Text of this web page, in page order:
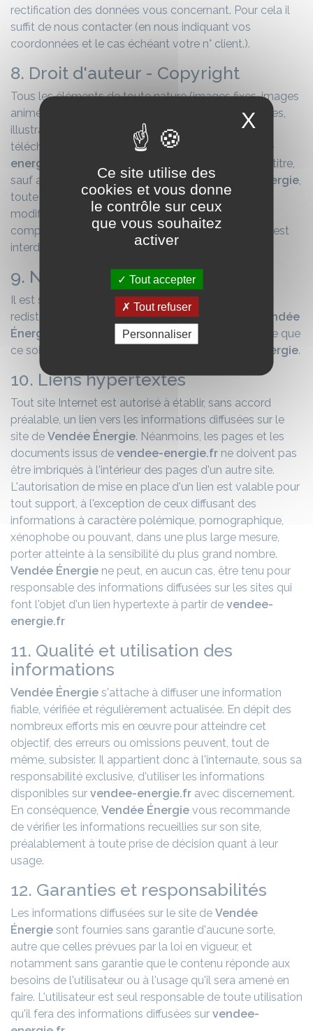
rectification des données vous concernant. Pour cela il
suffit de nous contacter (en nous indiquant vos
coordonnées et le cas échéant votre n° client.).
8. Droit d'auteur - Copyright
Tous les éléments de toute nature (images fixes, images
animées, photographies, bases de données, marques,
illustrations, logos, dessins, modèles, documents
téléchargeable, etc) contenus dans le site
vendee-
energie.fr
sont protégés par le droit d'auteur. A ce titre,
sauf autorisation préalable et écrite deVendée Énergie,
toute reproduction, représentation, adaptation,
modification partielle ou intégrale de tout élément
composant le site, par quelque moyen que ce soit, est
interdite sous peine de poursuite judiciaire.
9. Nom et logo
Il est strictement interdit de reproduire, rééditer ou
redistribuer totalement ou partiellement le nom
Vendée
Énergie
ou son logo, seul ou associé à quelque titre que
ce soit sans l'accord écrit préalable de
Vendée Énergie.
10. Liens hypertextes
Tout site Internet est autorisé à établir, sans accord
préalable, un lien vers les informations diffusées sur le
site de Vendée Énergie. Néanmoins, les pages et les
documents issus de vendee-energie.fr ne doivent pas
être imbriqués à l'intérieur des pages d'un autre site.
L'autorisation de mise en place d'un lien est valable pour
tout support, à l'exception de ceux diffusant des
informations à caractère polémique, pornographique,
xénophobe ou pouvant, dans une plus large mesure,
porter atteinte à la sensibilité du plus grand nombre.
Vendée Énergie ne peut, en aucun cas, être tenu pour
responsable des informations diffusées sur les sites qui
font l'objet d'un lien hypertexte à partir de vendee-
energie.fr
11. Qualité et utilisation des
informations
Vendée Énergie s'attache à diffuser une information
fiable, vérifiée et régulièrement actualisée. En dépit des
nombreux efforts mis en œuvre pour atteindre cet
objectif, des erreurs ou omissions peuvent, tout de
même, subsister. Il appartient donc à l'internaute, sous sa
responsabilité exclusive, d'utiliser les informations
disponibles sur vendee-energie.fr avec discernement.
En conséquence, Vendée Énergie vous recommande
de vérifier les informations recueillies sur son site,
préalablement à toute prise de décision quant à leur
usage.
12. Garanties et responsabilités
Les informations diffusées sur le site de Vendée
Énergie sont fournies sans garantie d'aucune sorte,
autre que celles prévues par la loi en vigueur, et
notamment sans garantie que le contenu réponde aux
besoins de l'utilisateur ou à l'usage qu'il sera amené en
faire. L'utilisateur est seul responsable de toute utilisation
qu'il fera des informations diffusées sur vendee-
X
Ce site utilise des
cookies et vous donne
le contrôle sur ceux
que vous souhaitez
activer
Tout accepter
Tout refuser
Personnaliser